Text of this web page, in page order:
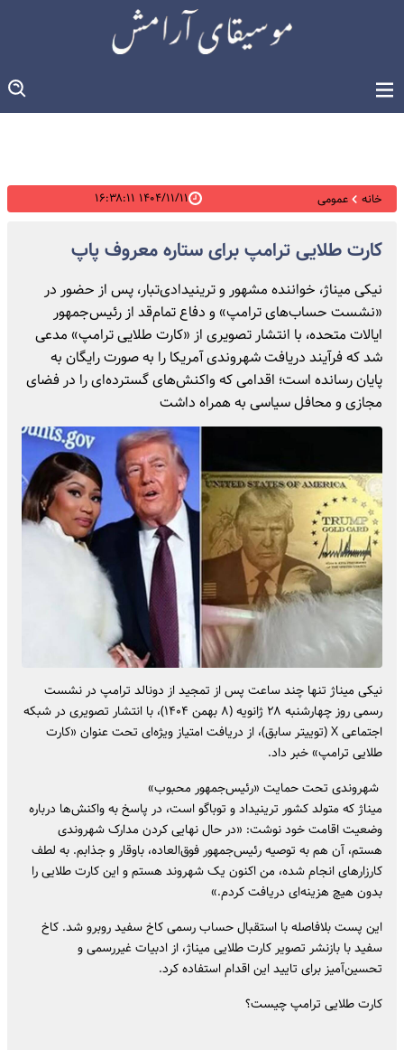
خانه عمومی ۱۴۰۴/۱۱/۱۱ ۱۶:۳۸:۱۱
کارت طلایی ترامپ برای ستاره معروف پاپ
نیکی میناژ، خواننده مشهور و ترینیدادی‌تبار، پس از حضور در
«نشست حساب‌های ترامپ» و دفاع تمام‌قد از رئیس‌جمهور
ایالات متحده، با انتشار تصویری از «کارت طلایی ترامپ» مدعی
شد که فرآیند دریافت شهروندی آمریکا را به صورت رایگان به
پایان رسانده است؛ اقدامی که واکنش‌های گسترده‌ای را در فضای
مجازی و محافل سیاسی به همراه داشت
نیکی میناژ تنها چند ساعت پس از تمجید از دونالد ترامپ در نشست
رسمی روز چهارشنبه ۲۸ ژانویه (۸ بهمن ۱۴۰۴)، با انتشار تصویری در شبکه
اجتماعی X (توییتر سابق)، از دریافت امتیاز ویژه‌ای تحت عنوان «کارت
طلایی ترامپ» خبر داد.
شهروندی تحت حمایت «رئیس‌جمهور محبوب»
میناژ که متولد کشور ترینیداد و توباگو است، در پاسخ به واکنش‌ها درباره
وضعیت اقامت خود نوشت: «در حال نهایی کردن مدارک شهروندی
هستم، آن هم به توصیه رئیس‌جمهور فوق‌العاده، باوقار و جذابم. به لطف
کارزارهای انجام شده، من اکنون یک شهروند هستم و این کارت طلایی را
بدون هیچ هزینه‌ای دریافت کردم.»
این پست بلافاصله با استقبال حساب رسمی کاخ سفید روبرو شد. کاخ
سفید با بازنشر تصویر کارت طلایی میناژ، از ادبیات غیررسمی و
تحسین‌آمیز برای تایید این اقدام استفاده کرد.
کارت طلایی ترامپ چیست؟